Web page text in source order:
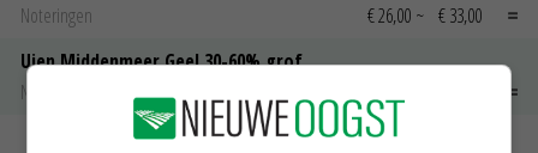
Noteringen
€ 26,00 ~ € 33,00
Uien Middenmeer Geel 30-60% grof
Noteringen